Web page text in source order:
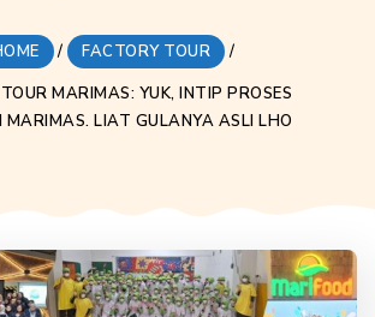
/ FACTORY TOUR
/
MARIMAS: YUK, INTIP PROSES
MARIMAS. LIAT GULANYA ASLI LHO